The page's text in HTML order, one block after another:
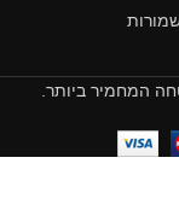
המחמיר ביותר.